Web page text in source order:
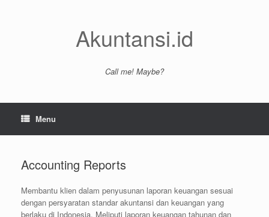
Akuntansi.id
Call me! Maybe?
Menu
Accounting Reports
Membantu klien dalam penyusunan laporan keuangan sesuai
dengan persyaratan standar akuntansi dan keuangan yang
berlaku di Indonesia. Meliputi laporan keuangan tahunan dan